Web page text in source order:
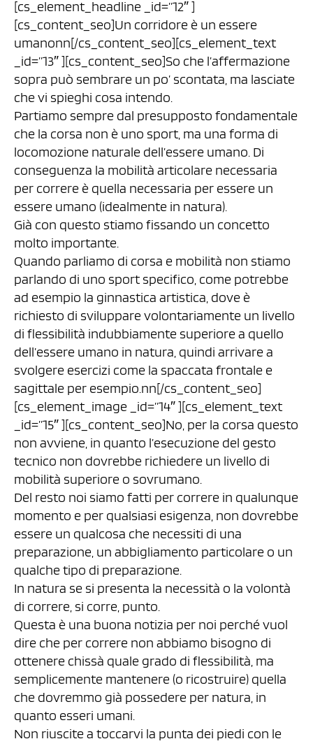
[cs_element_headline _id=”12″ ]
[cs_content_seo]Un corridore è un essere
umanonn[/cs_content_seo][cs_element_text
_id=”13″ ][cs_content_seo]So che l’affermazione
sopra può sembrare un po’ scontata, ma lasciate
che vi spieghi cosa intendo.
Partiamo sempre dal presupposto fondamentale
che la corsa non è uno sport, ma una forma di
locomozione naturale dell’essere umano. Di
conseguenza la mobilità articolare necessaria
per correre è quella necessaria per essere un
essere umano (idealmente in natura).
Già con questo stiamo fissando un concetto
molto importante.
Quando parliamo di corsa e mobilità non stiamo
parlando di uno sport specifico, come potrebbe
ad esempio la ginnastica artistica, dove è
richiesto di sviluppare volontariamente un livello
di flessibilità indubbiamente superiore a quello
dell’essere umano in natura, quindi arrivare a
svolgere esercizi come la spaccata frontale e
sagittale per esempio.nn[/cs_content_seo]
[cs_element_image _id=”14″ ][cs_element_text
_id=”15″ ][cs_content_seo]No, per la corsa questo
non avviene, in quanto l’esecuzione del gesto
tecnico non dovrebbe richiedere un livello di
mobilità superiore o sovrumano.
Del resto noi siamo fatti per correre in qualunque
momento e per qualsiasi esigenza, non dovrebbe
essere un qualcosa che necessiti di una
preparazione, un abbigliamento particolare o un
qualche tipo di preparazione.
In natura se si presenta la necessità o la volontà
di correre, si corre, punto.
Questa è una buona notizia per noi perché vuol
dire che per correre non abbiamo bisogno di
ottenere chissà quale grado di flessibilità, ma
semplicemente mantenere (o ricostruire) quella
che dovremmo già possedere per natura, in
quanto esseri umani.
Non riuscite a toccarvi la punta dei piedi con le